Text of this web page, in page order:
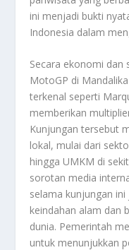
ini menjadi bukti
Indonesia dalam
Secara ekonomi dan
MotoGP di
terkenal seperti
memberikan
Kunjungan tersebut
lokal, mulai dari
hingga UMKM di
sorotan media
selama kunjungan
keindahan alam dan
dunia. Pemerintah
untuk menunjukkan